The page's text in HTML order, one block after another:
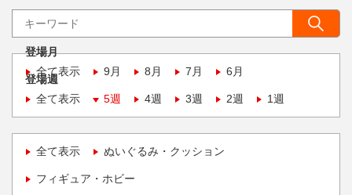
登場月
全て表示
9月 8月 7月 6月
登場週
全て表示
5週 4週 3週 2週 1週
全て表示 ぬいぐるみ・クッション
フィギュア・ホビー